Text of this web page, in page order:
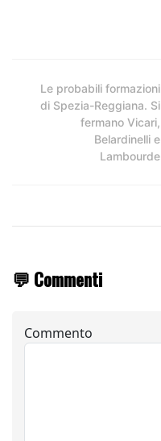
Le probabili formazioni
di Spezia-Reggiana. Si
fermano Vicari,
Belardinelli e
Lambourde
💬 Commenti